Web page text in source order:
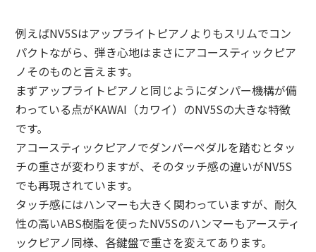
例えばNV5Sはアップライトピアノよりもスリムでコン
パクトながら、弾き心地はまさにアコースティックピア
ノそのものと言えます。
まずアップライトピアノと同じようにダンパー機構が備
わっている点がKAWAI（カワイ）のNV5Sの大きな特徴
です。
アコースティックピアノでダンパーペダルを踏むとタッ
チの重さが変わりますが、そのタッチ感の違いがNV5S
でも再現されています。
タッチ感にはハンマーも大きく関わっていますが、耐久
性の高いABS樹脂を使ったNV5Sのハンマーもアースティ
ックピアノ同様、各鍵盤で重さを変えてあります。